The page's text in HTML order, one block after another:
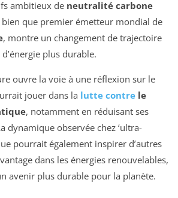
ambitieux de neutralité carbone
bien que premier émetteur mondial de
, montre un changement de trajectoire
plus durable.
ouvre la voie à une réflexion sur le
jouer dans la lutte contre le
, notamment en réduisant ses
dynamique observée chez ‘ultra-
pourrait également inspirer d’autres
dans les énergies renouvelables,
avenir plus durable pour la planète.